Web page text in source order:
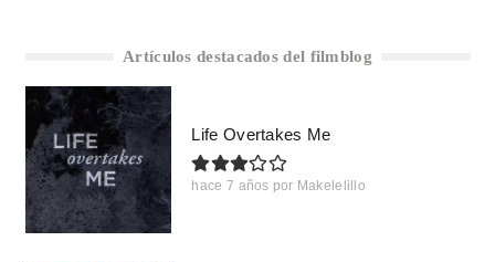
Artículos destacados del filmblog
Life Overtakes Me
hace 7 años por Makelelillo